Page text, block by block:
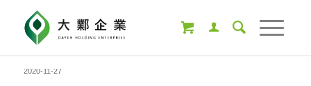
2020-11-27